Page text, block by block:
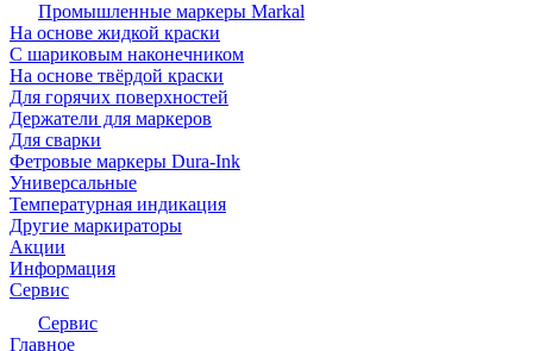
Промышленные маркеры Markal
На основе жидкой краски
С шариковым наконечником
На основе твёрдой краски
Для горячих поверхностей
Держатели для маркеров
Для сварки
Фетровые маркеры Dura-Ink
Универсальные
Температурная индикация
Другие маркираторы
Акции
Информация
Сервис
Сервис
Главное